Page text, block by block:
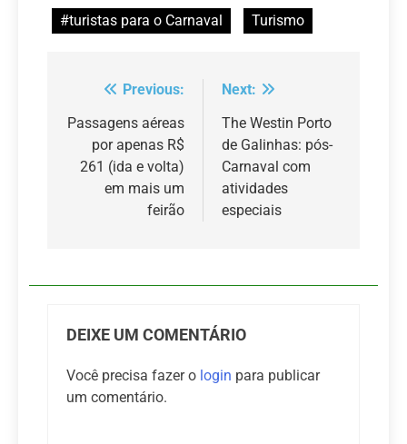
#turistas para o Carnaval
Turismo
Navegação
de
Post
Previous:
Passagens aéreas
por apenas R$
261 (ida e volta)
em mais um
feirão
Next:
The Westin Porto
de Galinhas: pós-
Carnaval com
atividades
especiais
DEIXE UM COMENTÁRIO
Você precisa fazer o login para publicar
um comentário.